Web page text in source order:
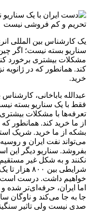
یک کارشناس بین المللی
سناریو بسته نیست؛ اگر
خرید.
عبدالله باباخانی،
فقط با یک سناریو بسته
بشکه از ما خرید. شریک
می‌تواند نفت ایران و
بفروشد. سناریو دیگر این
نکنند و به شکل غیر
شرایطی بین
خواهیم داشت. درست است
جا به جا می‌کند و ناوگان
صدی نیست ولی تاثیر